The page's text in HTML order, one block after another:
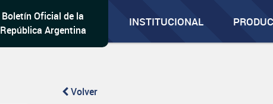
Boletín Oficial de la
República Argentina
INSTITUCIONAL
Volver